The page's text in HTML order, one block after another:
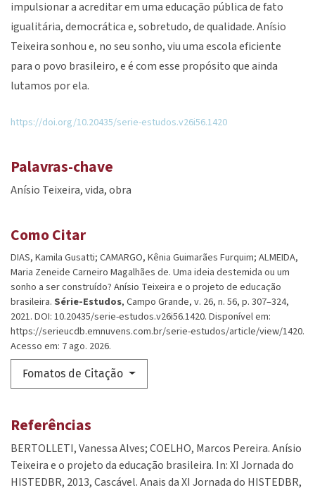
Palavras-chave
Anísio Teixeira vida obra
Como Citar
DIAS, Kamila Gusatti; CAMARGO, Kênia Guimarães Furquim; ALMEIDA,
Maria Zeneide Carneiro Magalhães de. Uma ideia destemida ou um
sonho a ser construído? Anísio Teixeira e o projeto de educação
brasileira. Série-Estudos, Campo Grande, v. 26, n. 56, p. 307–324,
2021. DOI: 10.20435/serie-estudos.v26i56.1420. Disponível em:
https://serieucdb.emnuvens.com.br/serie-estudos/article/view/1420.
Acesso em: 7 ago. 2026.
Fomatos de Citação
impulsionar a acreditar em uma educação pública de fato
igualitária, democrática e, sobretudo, de qualidade. Anísio
Teixeira sonhou e, no seu sonho, viu uma escola eficiente
para o povo brasileiro, e é com esse propósito que ainda
lutamos por ela.
https://doi.org/10.20435/serie-estudos.v26i56.1420
Referências
BERTOLLETI, Vanessa Alves; COELHO, Marcos Pereira. Anísio
Teixeira e o projeto da educação brasileira. In: XI Jornada do
HISTEDBR, 2013, Cascável. Anais da XI Jornada do HISTEDBR,